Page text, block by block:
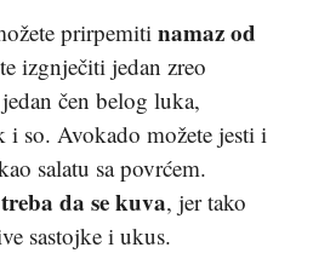
prirpemiti namaz od
izgnječiti jedan zreo
čen belog luka,
so. Avokado možete jesti i
salatu sa povrćem.
da se kuva, jer tako
sastojke i ukus.